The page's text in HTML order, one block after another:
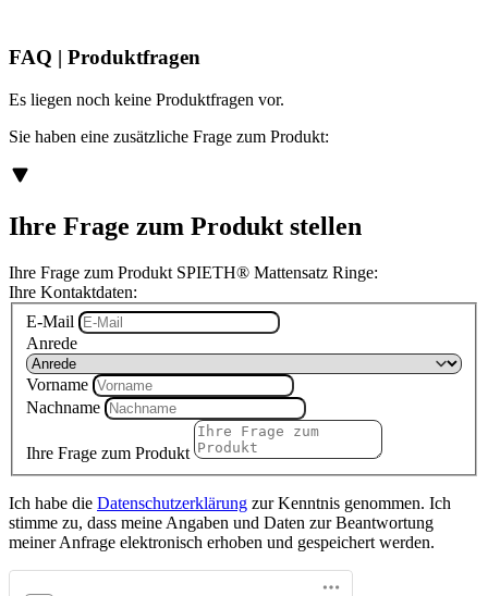
FAQ | Produktfragen
Es liegen noch keine Produktfragen vor.
Sie haben eine zusätzliche Frage zum Produkt:
Ihre Frage zum Produkt stellen
Ihre Frage zum Produkt SPIETH® Mattensatz Ringe:
Ihre Kontaktdaten:
E-Mail
Anrede
Vorname
Nachname
Ihre Frage zum Produkt
Ich habe die Datenschutzerklärung zur Kenntnis genommen. Ich
stimme zu, dass meine Angaben und Daten zur Beantwortung
meiner Anfrage elektronisch erhoben und gespeichert werden.